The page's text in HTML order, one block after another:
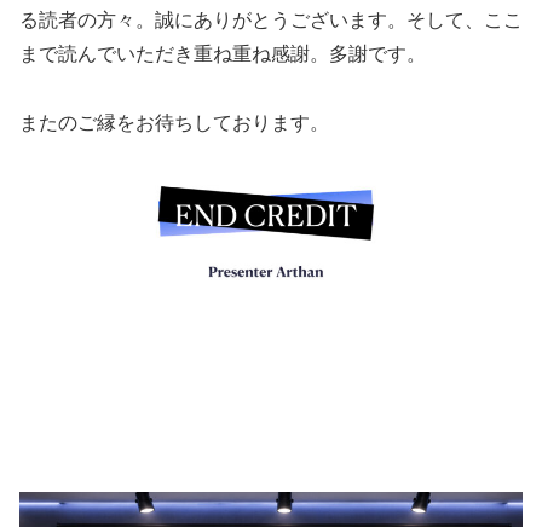
る読者の方々。誠にありがとうございます。そして、ここ
まで読んでいただき重ね重ね感謝。多謝です。
またのご縁をお待ちしております。